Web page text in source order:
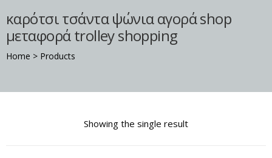
καρότσι τσάντα ψώνια αγορά shop
μεταφορά trolley shopping
Home > Products
Showing the single result